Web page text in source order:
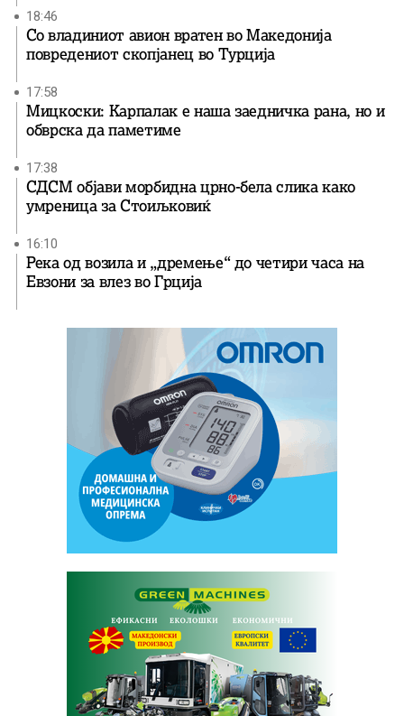
18:46
Со владиниот авион вратен во Македонија
повредениот скопјанец во Турција
17:58
Мицкоски: Карпалак е наша заедничка рана, но и
обврска да паметиме
17:38
СДСМ објави морбидна црно-бела слика како
умреница за Стоиљковиќ
16:10
Река од возила и „дремење“ до четири часа на
Евзони за влез во Грција